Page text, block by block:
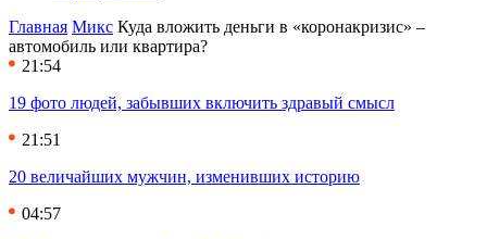
Главная Микс Куда вложить деньги в «коронакризис» –
автомобиль или квартира?
21:54
19 фото людей, забывших включить здравый смысл
21:51
20 величайших мужчин, изменивших историю
04:57